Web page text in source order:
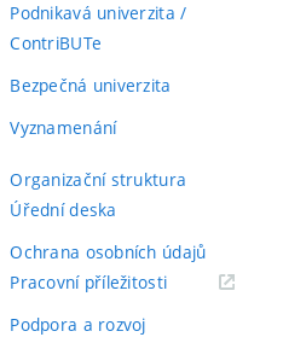
Podnikavá univerzita /
ContriBUTe
Bezpečná univerzita
Vyznamenání
Organizační struktura
Úřední deska
Ochrana osobních údajů
Pracovní příležitosti(externí
Podpora a rozvoj